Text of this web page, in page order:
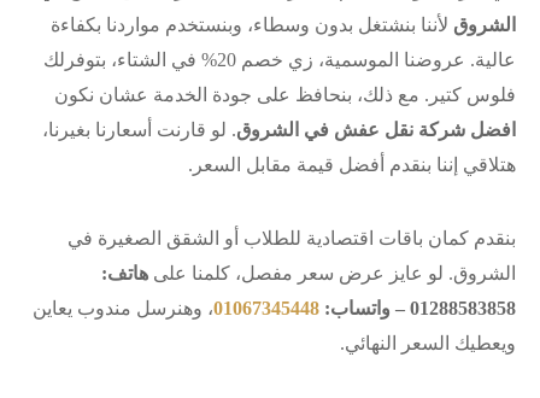
الشروق لأننا بنشتغل بدون وسطاء، وبنستخدم مواردنا بكفاءة
عالية. عروضنا الموسمية، زي خصم 20% في الشتاء، بتوفرلك
فلوس كتير. مع ذلك، بنحافظ على جودة الخدمة عشان نكون
افضل شركة نقل عفش في الشروق. لو قارنت أسعارنا بغيرنا،
هتلاقي إننا بنقدم أفضل قيمة مقابل السعر.
بنقدم كمان باقات اقتصادية للطلاب أو الشقق الصغيرة في
الشروق. لو عايز عرض سعر مفصل، كلمنا على هاتف:
01288583858 – واتساب:
01067345448، وهنرسل مندوب يعاين
ويعطيك السعر النهائي.